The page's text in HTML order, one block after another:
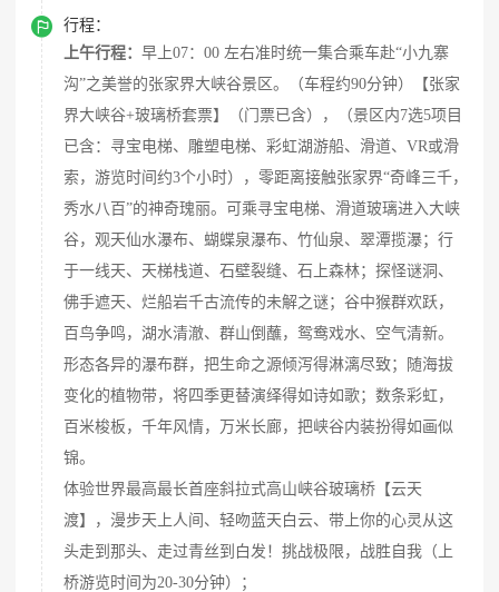

行程：
上午行程： 早上07：00 左右准时统一集合乘车赴“小九寨
沟”之美誉的张家界大峡谷景区。（车程约90分钟）【张家
界大峡谷+玻璃桥套票】（门票已含），（景区内7选5项目
已含：寻宝电梯、雕塑电梯、彩虹湖游船、滑道、VR或滑
索，游览时间约3个小时），零距离接触张家界“奇峰三千，
秀水八百”的神奇瑰丽。可乘寻宝电梯、滑道玻璃进入大峡
谷，观天仙水瀑布、蝴蝶泉瀑布、竹仙泉、翠潭揽瀑；行
于一线天、天梯栈道、石壁裂缝、石上森林；探怪谜洞、
佛手遮天、烂船岩千古流传的未解之谜；谷中猴群欢跃，
百鸟争鸣，湖水清澈、群山倒蘸，鸳鸯戏水、空气清新。
形态各异的瀑布群，把生命之源倾泻得淋漓尽致；随海拔
变化的植物带，将四季更替演绎得如诗如歌；数条彩虹，
百米梭板，千年风情，万米长廊，把峡谷内装扮得如画似
锦。
体验世界最高最长首座斜拉式高山峡谷玻璃桥【云天
渡】，漫步天上人间、轻吻蓝天白云、带上你的心灵从这
头走到那头、走过青丝到白发！挑战极限，战胜自我（上
桥游览时间为20-30分钟）；